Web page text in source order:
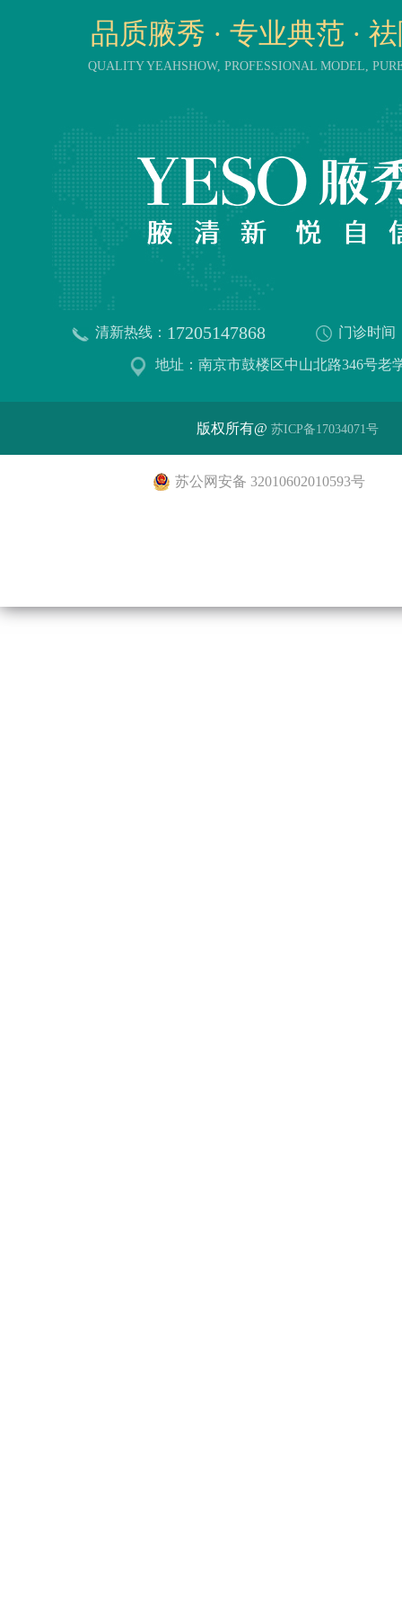
品质腋秀 · 专业典范 ·
QUALITY YEAHSHOW, PROFESSIONAL MODEL,
清新热线： 17205147868 门诊时间
地址：南京市鼓楼区中山北路346号老
版权所有@ 苏ICP备17034071号
苏公网安备 32010602010593号